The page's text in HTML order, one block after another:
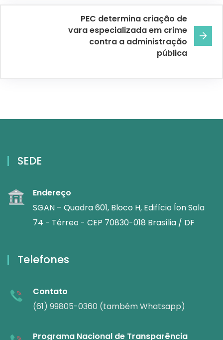
PEC determina criação de
vara especializada em crime
contra a administração
pública
SEDE
Endereço
SGAN – Quadra 601, Bloco H, Edifício Íon Sala
74 - Térreo - CEP 70830-018 Brasília / DF
Telefones
Contato
(61) 99805-0360 (também Whatsapp)
Programa Nacional de Transparência